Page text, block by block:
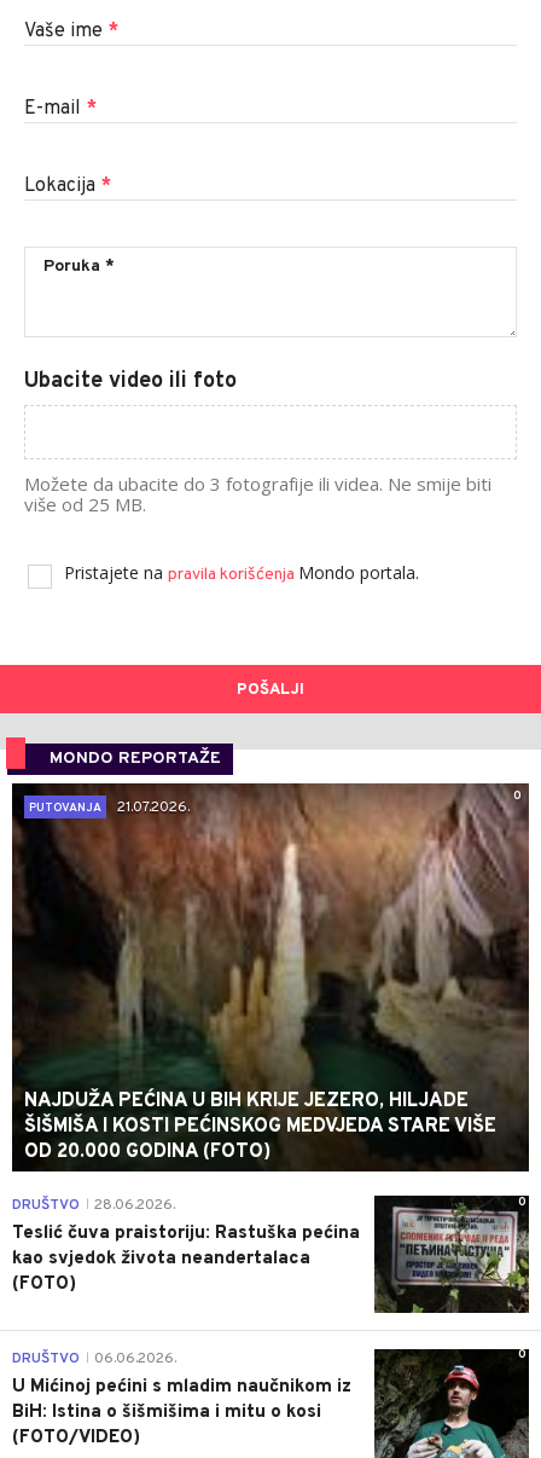
Vaše ime *
E-mail *
Lokacija *
Ubacite video ili foto
Možete da ubacite do 3 fotografije ili videa. Ne smije biti
više od 25 MB.
Pristajete na pravila korišćenja Mondo portala.
POŠALJI
MONDO REPORTAŽE
0
PUTOVANJA
21.07.2026.
NAJDUŽA PEĆINA U BIH KRIJE JEZERO, HILJADE
ŠIŠMIŠA I KOSTI PEĆINSKOG MEDVJEDA STARE VIŠE
OD 20.000 GODINA (FOTO)
0
DRUŠTVO 28.06.2026.
Teslić čuva praistoriju: Rastuška pećina
kao svjedok života neandertalaca
(FOTO)
0
DRUŠTVO 06.06.2026.
U Mićinoj pećini s mladim naučnikom iz
BiH: Istina o šišmišima i mitu o kosi
(FOTO/VIDEO)